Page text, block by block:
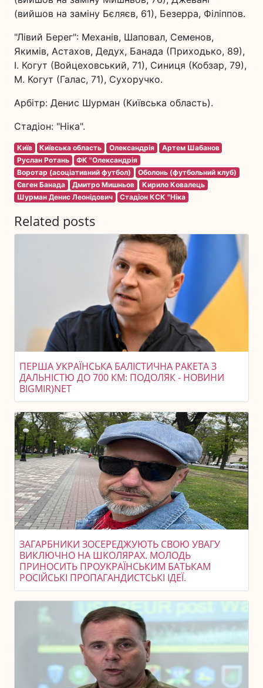
(вийшов на заміну Бєляєв, 61), Безерра, Філіппов.
"Лівий Берег": Механів, Шаповал, Семенов,
Якимів, Астахов, Дедух, Банада (Приходько, 89),
І. Когут (Войцеховський, 71), Синиця (Кобзар, 79),
М. Когут (Галас, 71), Сухоручко.
Арбітр: Денис Шурман (Київська область).
Стадіон: "Ніка".
Київ Київська область Олександрія
Артем Шабанов
Руслан Ротань
ФК "Олександрія
Воротар (асоціативний футбол)
Оболонь (футбольний клуб)
Євген Банада
Дмитро Мишньов
Кирило Ковалець
Шурман Денис Леонідович
Стадіон КСК "Ніка
Related posts
ПЕРША УКРАЇНСЬКА БАЛІСТИЧНА РАКЕТА З
ДАЛЬНІСТЮ ДО 700 КМ: ПОДОЛЯК - НОВИНИ
BIGMIR)NET
ЗАГАРБНИКИ ЗОСЕРЕДЖУЮТЬ СВОЮ УВАГУ
ВИКЛЮЧНО НА ШКОЛЯРАХ. МОЛОДЬ
ПРИНОСИТЬ ПРОУКРАЇНСЬКИМ БАТЬКАМ
РОСІЙСЬКІ ПРОПАГАНДИСТСЬКІ ІДЕЇ.